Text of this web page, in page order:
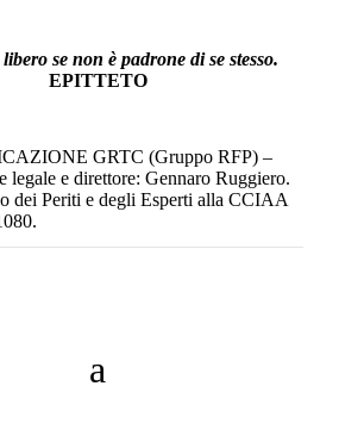
se non è padrone di se stesso.
EPITTETO
GRTC (Gruppo RFP) –
legale e direttore: Gennaro Ruggiero.
dei Periti e degli Esperti alla CCIAA